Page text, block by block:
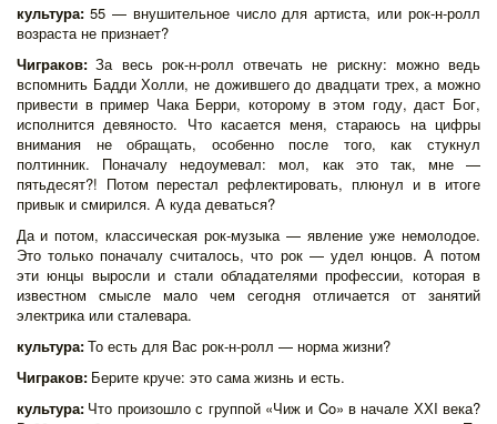
культура:55 — внушительное число для артиста, или рок-н-ролл
возраста не признает?
Чиграков:За весь рок-н-ролл отвечать не рискну: можно ведь
вспомнить Бадди Холли, не дожившего до двадцати трех, а можно
привести в пример Чака Берри, которому в этом году, даст Бог,
исполнится девяносто. Что касается меня, стараюсь на цифры
внимания не обращать, особенно после того, как стукнул
полтинник. Поначалу недоумевал: мол, как это так, мне —
пятьдесят?! Потом перестал рефлектировать, плюнул и в итоге
привык и смирился. А куда деваться?
Да и потом, классическая рок-музыка — явление уже немолодое.
Это только поначалу считалось, что рок — удел юнцов. А потом
эти юнцы выросли и стали обладателями профессии, которая в
известном смысле мало чем сегодня отличается от занятий
электрика или сталевара.
культура:То есть для Вас рок-н-ролл — норма жизни?
Чиграков:Берите круче: это сама жизнь и есть.
культура:Что произошло с группой «Чиж и Co» в начале ХХI века?